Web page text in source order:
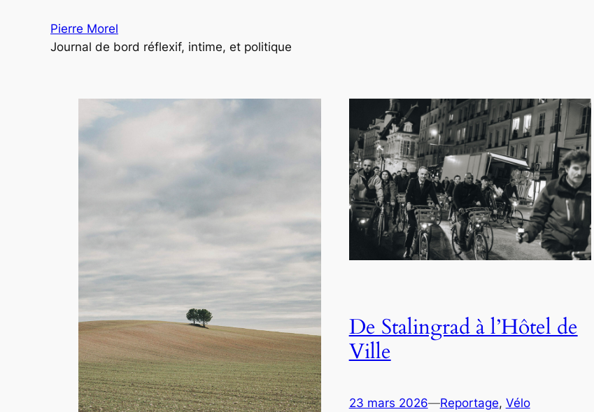
Pierre Morel
Journal de bord réflexif, intime, et politique
De Stalingrad à l’Hôtel de
Ville
23 mars 2026—Reportage, Vélo